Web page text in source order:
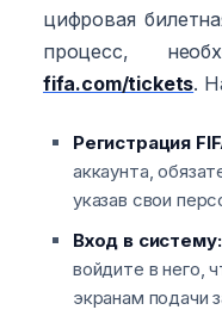
цифровая
процесс,
fifa.com/tickets.
Регистрация
аккаунта,
указав свои
Вход в систему:
войдите в него,
экранам подачи